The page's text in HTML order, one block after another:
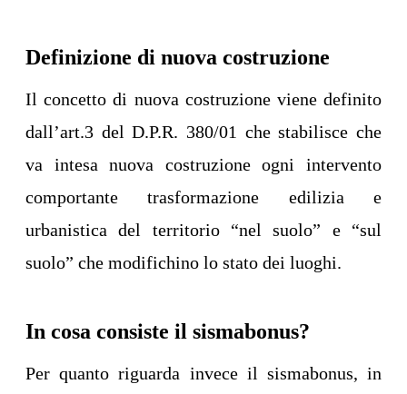
Definizione di nuova costruzione
Il concetto di nuova costruzione viene definito
dall’art.3 del D.P.R. 380/01 che stabilisce che
va intesa nuova costruzione ogni intervento
comportante trasformazione edilizia e
urbanistica del territorio “nel suolo” e “sul
suolo” che modifichino lo stato dei luoghi.
In cosa consiste il sismabonus?
Per quanto riguarda invece il sismabonus, in